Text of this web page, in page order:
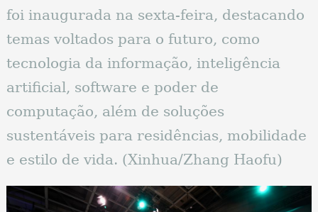
foi inaugurada na sexta-feira, destacando
temas voltados para o futuro, como
tecnologia da informação, inteligência
artificial, software e poder de
computação, além de soluções
sustentáveis ​​para residências, mobilidade
e estilo de vida. (Xinhua/Zhang Haofu)